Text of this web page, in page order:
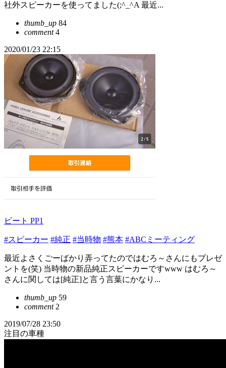
社外スピーカーを使ってました(;^_^A 最近...
thumb_up 84
comment4
2020/01/23 22:15
ビート PP1
#スピーカー #純正 #当時物 #熊本 #ABCミーティング
最近よさくごーばかり弄ってたのではむろ～さんにもプレゼ
ントを(笑) 当時物の新品純正スピーカーですwww はむろ～
さんに関しては[純正]と言う言葉にかなり...
thumb_up 59
comment2
2019/07/28 23:50
注目の車種